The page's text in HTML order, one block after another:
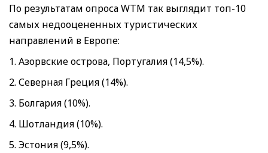
По результатам опроса WTM так выглядит топ-10
самых недооцененных туристических
направлений в Европе:
1. Азорвские острова, Португалия (14,5%).
2. Северная Греция (14%).
3. Болгария (10%).
4. Шотландия (10%).
5. Эстония (9,5%).